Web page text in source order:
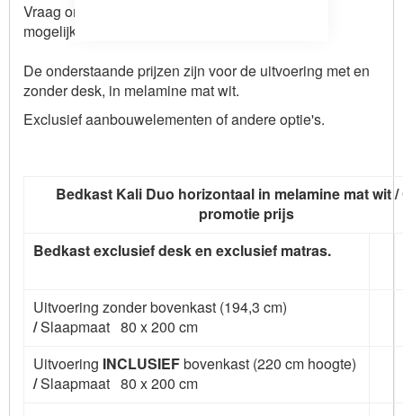
Vraag onze verkoop binnendienst naar de
mogelijkheden.
De onderstaande prijzen zijn voor de uitvoering met en
zonder desk, in melamine mat wit.
Exclusief aanbouwelementen of andere optie's.
Bedkast Kali Duo horizontaal in melamine mat wit /
promotie prijs
Bedkast exclusief desk en exclusief matras.
Uitvoering zonder bovenkast (194,3 cm)
/Slaapmaat 80 x 200 cm
Uitvoering INCLUSIEFbovenkast (220 cm hoogte)
/Slaapmaat 80 x 200 cm